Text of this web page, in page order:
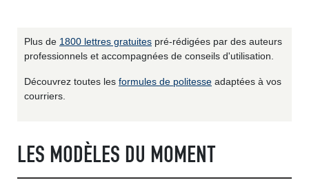
Plus de 1800 lettres gratuites pré-rédigées par des auteurs
professionnels et accompagnées de conseils d'utilisation.
Découvrez toutes les formules de politesse adaptées à vos
courriers.
LES MODÈLES DU MOMENT